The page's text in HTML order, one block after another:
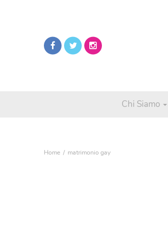
Chi Siamo
Home matrimonio gay